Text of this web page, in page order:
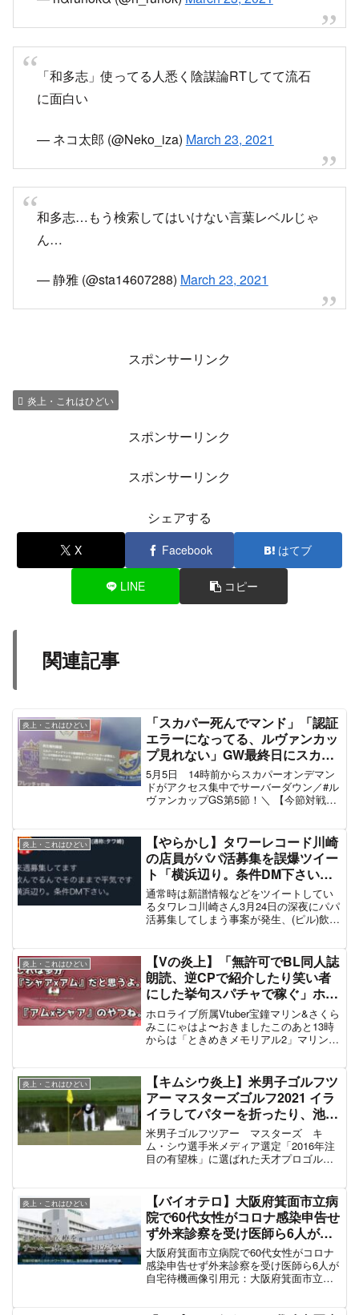
和多志はバカウヨを見分けるいいリトマス紙なの
かも
— MrBcourse＠祝安倍辞任！辞職の次は逮捕だ！
『和多志』を遡って調べてる、こんなのを鵜呑み
「和多志」どうせデマだろうと思って検索すると
マジなやつが結構いて怖い
— ゆん Yun/絵・航空工学 (@yunyun26118030)
和多志で検索するだけでヤバいやつ探せるの草。
— トキナガ (@KyouDaMaru) March 23, 2021
「和多志 氣」で検索かけたら異世界が広がってた
ほんまに頭おかしいのわらわらいてすこ
— hαrunokα (@h_runok) March 23, 2021
「和多志」使ってる人悉く陰謀論RTしてて流石
— ネコ太郎 (@Neko_iza)March 23, 2021
ん…
— 静雅 (@sta14607288)March 23, 2021
スポンサーリンク